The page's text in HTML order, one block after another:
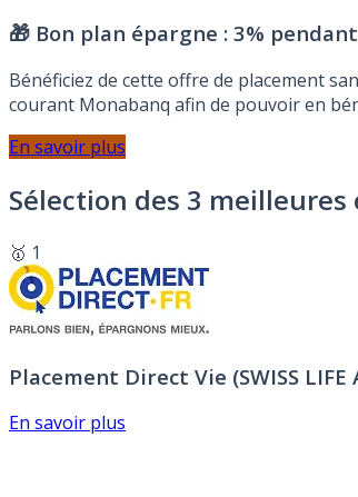
🎁 Bon plan épargne : 3%
Bénéficiez de cette offre de placement
courant Monabanq afin de pouvoir en
En savoir plus
Sélection des 3
🥇 1
Placement Direct Vie (SWISS LIFE
En savoir plus